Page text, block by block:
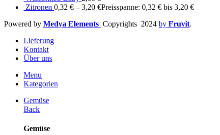
Zitronen 0,32 € – 3,20 €Preisspanne: 0,32 € bis 3,20 €
Powered by Medya Elements Copyrights 2024 by Fruvit.
Lieferung
Kontakt
Über uns
Menu
Kategorien
Gemüse
Back
Gemüse